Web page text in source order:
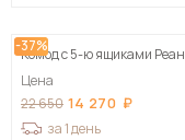
-37%
Комод с 5-ю ящиками Реан
Цена
22 650 14 270
за 1 день